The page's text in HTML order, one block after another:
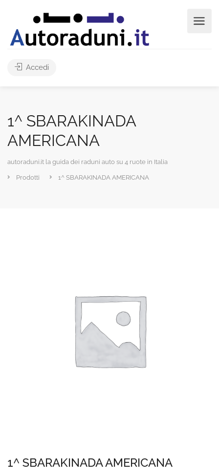
Accedi
1^ SBARAKINADA
AMERICANA
autoraduni.it la guida dei raduni auto su 4 ruote in Italia
Prodotti 1^ SBARAKINADA AMERICANA
1^ SBARAKINADA AMERICANA